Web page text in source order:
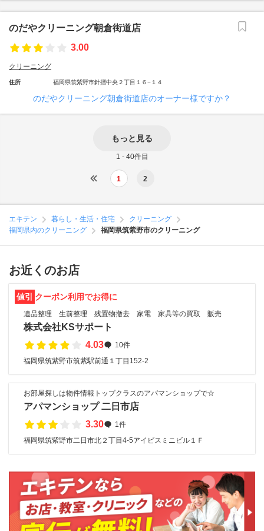
のだやクリーニング朝倉街道店
3.00
クリーニング
住所 福岡県筑紫野市針摺中央２丁目１６−１４
のだやクリーニング朝倉街道店のオーナー様ですか？
もっと見る
1 - 40件目
1 2
エキテン 暮らし・生活・住宅
クリーニング
福岡県内のクリーニング
福岡県筑紫野市のクリーニング
お近くのお店
値引 クーポン利用でお得に
遺品整理 生前整理 残置物撤去 家電 家具等の買取 販売
株式会社KSサポート
4.03
10件
福岡県筑紫野市筑紫駅前通１丁目152-2
お部屋探しは物件情報トップクラスのアパマンショップで☆
アパマンショップ 二日市店
3.30
1件
福岡県筑紫野市二日市北２丁目4-5アイビスミニビル１Ｆ